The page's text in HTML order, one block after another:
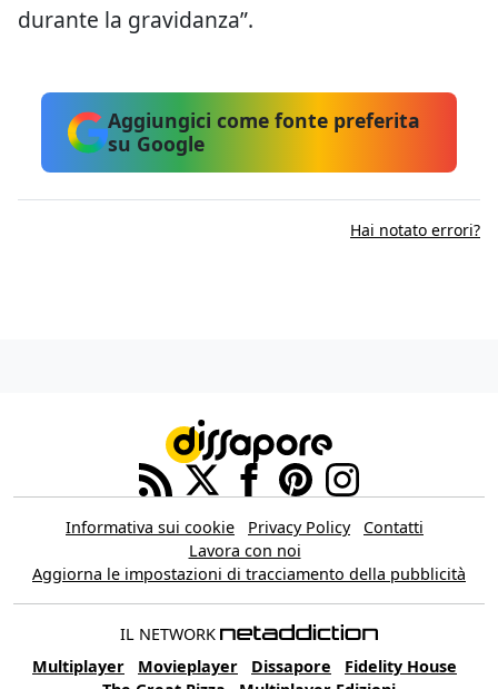
durante la gravidanza”.
Aggiungici come fonte preferita
su Google
Hai notato errori?
Informativa sui cookie Privacy Policy
Contatti
Lavora con noi
Aggiorna le impostazioni di tracciamento della pubblicità
IL NETWORK
Multiplayer
Movieplayer Dissapore
Fidelity House